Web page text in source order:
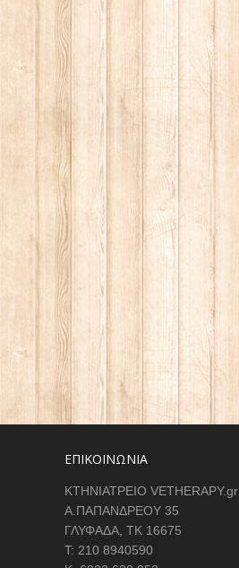
ΕΠΙΚΟΙΝΩΝΙΑ
ΚΤΗΝΙΑΤΡΕΙΟ VETHERAPY.gr
Α.ΠΑΠΑΝΔΡΕΟΥ 35
ΓΛΥΦΑΔΑ, ΤΚ 16675
Τ: 210 8940590